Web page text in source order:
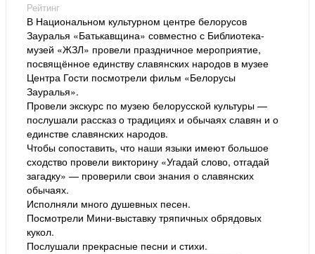
Рейтинг
В Национальном культурном центре белорусов
Зауралья «Батькавщина» совместно с Библиотека-
музей «ЖЗЛ» провели праздничное мероприятие,
посвящённое единству славянских народов в музее
Центра Гости посмотрели фильм «Белорусы
Зауралья».
Провели экскурс по музею белорусской культуры —
послушали рассказ о традициях и обычаях славян и о
единстве славянских народов.
Чтобы сопоставить, что наши языки имеют большое
сходство провели викторину «Угадай слово, отгадай
загадку» — проверили свои знания о славянских
обычаях.
Исполняли много душевных песен.
Посмотрели Мини-выставку тряпичных обрядовых
кукол.
Послушали прекрасные песни и стихи.